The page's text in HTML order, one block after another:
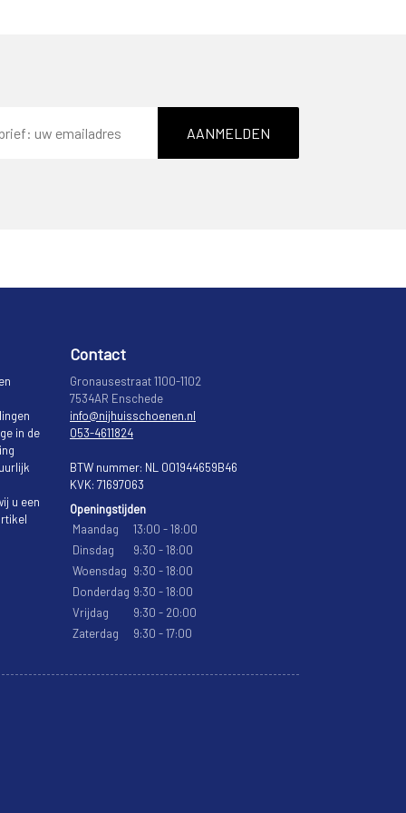
AANMELDEN
in de
u een
Contact
Gronausestraat 1100-1102
7534AR Enschede
info@nijhuisschoenen.nl
053-4611824
BTW nummer: NL 001944659B46
KVK: 71697063
Openingstijden
Maandag
13:00 - 18:00
Dinsdag
9:30 - 18:00
Woensdag 9:30 - 18:00
Donderdag 9:30 - 18:00
Vrijdag
9:30 - 20:00
Zaterdag
9:30 - 17:00